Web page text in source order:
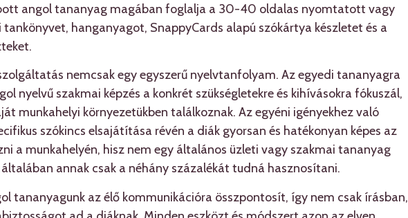
angol tananyag magában foglalja a 30-40 oldalas nyomtatott vagy
hanganyagot, SnappyCards alapú szókártya készletet és a
nemcsak egy egyszerű nyelvtanfolyam. Az egyedi tananyagra
nyelvű szakmai képzés a konkrét szükségletekre és kihívásokra fókuszál,
munkahelyi környezetükben találkoznak. Az egyéni igényekhez való
szókincs elsajátítása révén a diák gyorsan és hatékonyan képes az
a munkahelyén, hisz nem egy általános üzleti vagy szakmai tananyag
annak csak a néhány százalékát tudná hasznosítani.
tananyagunk az élő kommunikációra összpontosít, így nem csak írásban,